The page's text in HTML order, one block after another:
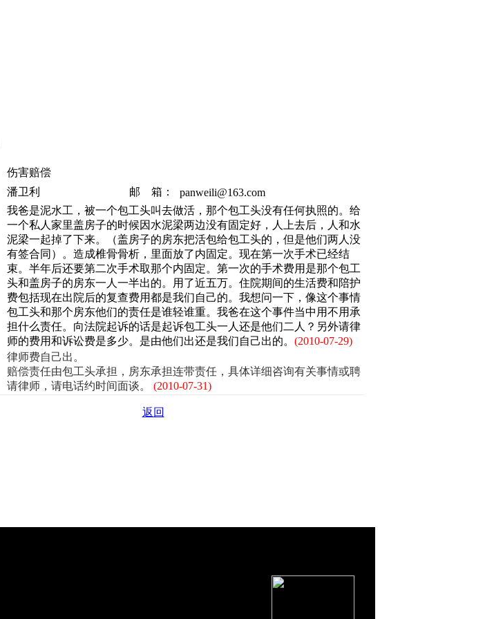
伤害赔偿
潘卫利 邮 箱： panweili@163.com
我爸是泥水工，被一个包工头叫去做活，那个包工头没有任何执照的。给
一个私人家里盖房子的时候因水泥梁两边没有固定好，人上去后，人和水
泥梁一起掉了下来。（盖房子的房东把活包给包工头的，但是他们两人没
有签合同）。造成椎骨骨析，里面放了内固定。现在第一次手术已经结
束。半年后还要第二次手术取那个内固定。第一次的手术费用是那个包工
头和盖房子的房东一人一半出的。用了近五万。住院期间的生活费和陪护
费包括现在出院后的复查费用都是我们自己的。我想问一下，像这个事情
包工头和那个房东他们的责任是谁轻谁重。我爸在这个事件当中用不用承
担什么责任。向法院起诉的话是起诉包工头一人还是他们二人？另外请律
师的费用和诉讼费是多少。是由他们出还是我们自己出的。 (2010-07-29)
律师费自己出。
赔偿责任由包工头承担，房东承担连带责任，具体详细咨询有关事情或聘
请律师，请电话约时间面谈。 (2010-07-31)
返回